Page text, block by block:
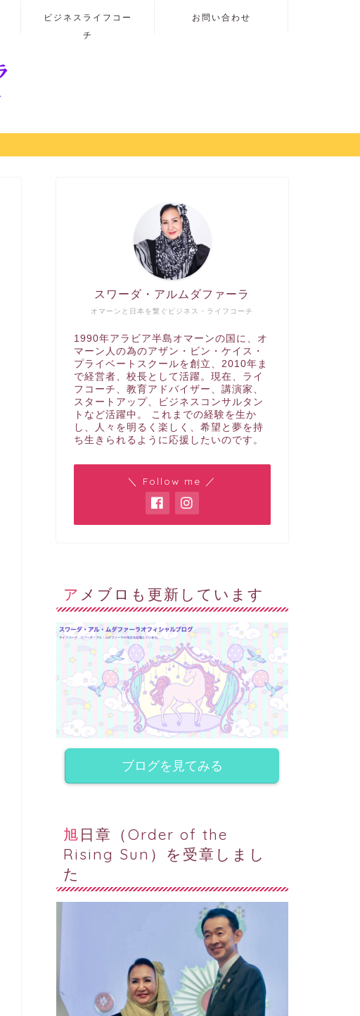
ビジネスライフコー
チ
お問い合わせ
オマーンと日本を繋ぐビジネス・ライフコーチ
スワーダ・アルムダファーラ
1990年アラビア半島オマーンの国に、オ
マーン人の為のアザン・ビン・ケイス・
プライベートスクールを創立、2010年ま
で経営者、校長として活躍。現在、ライ
フコーチ、教育アドバイザー、講演家、
スタートアップ、ビジネスコンサルタン
トなど活躍中。 これまでの経験を生か
し、人々を明るく楽しく、希望と夢を持
ち生きられるように応援したいのです。
＼ Follow me ／
アメブロも更新しています
ブログを見てみる
旭日章（Order of the
Rising Sun）を受章しまし
た